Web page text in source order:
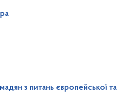
з питань європейської та